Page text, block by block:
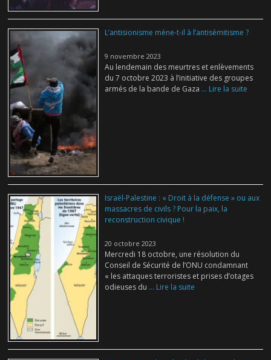
L’antisionisme mène-t-il à l’antisémitisme ?
9 novembre 2023
Au lendemain des meurtres et enlèvements
du 7 octobre 2023 à l’initiative des groupes
armés de la bande de Gaza ... Lire la suite
Israël-Palestine : « Droit à la défense » ou aux
massacres de civils ? Pour la paix, la
reconstruction civique !
20 octobre 2023
Mercredi 18 octobre, une résolution du
Conseil de Sécurité de l’ONU condamnant
« les attaques terroristes et prises d’otages
odieuses du ... Lire la suite